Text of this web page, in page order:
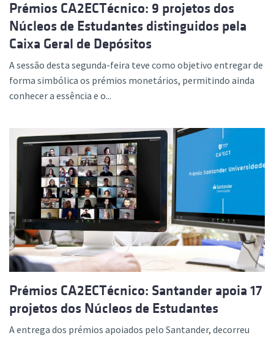
Prémios CA2ECTécnico: 9 projetos dos
Núcleos de Estudantes distinguidos pela
Caixa Geral de Depósitos
A sessão desta segunda-feira teve como objetivo entregar de
forma simbólica os prémios monetários, permitindo ainda
conhecer a essência e o...
Prémios CA2ECTécnico: Santander apoia 17
projetos dos Núcleos de Estudantes
A entrega dos prémios apoiados pelo Santander, decorreu